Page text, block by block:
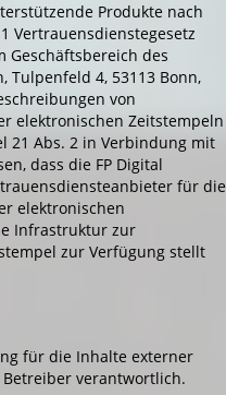
Produkte nach
Vertrauensdienstegesetz
Geschäftsbereich des
4, 53113 Bonn,
von
elektronischen Zeitstempeln
21 Abs. 2 in Verbindung mit
dass die FP Digital
für die
elektronischen
Infrastruktur zur
zur Verfügung stellt
für die Inhalte externer
verantwortlich.